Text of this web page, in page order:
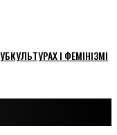
І ФЕМІНІЗМІ